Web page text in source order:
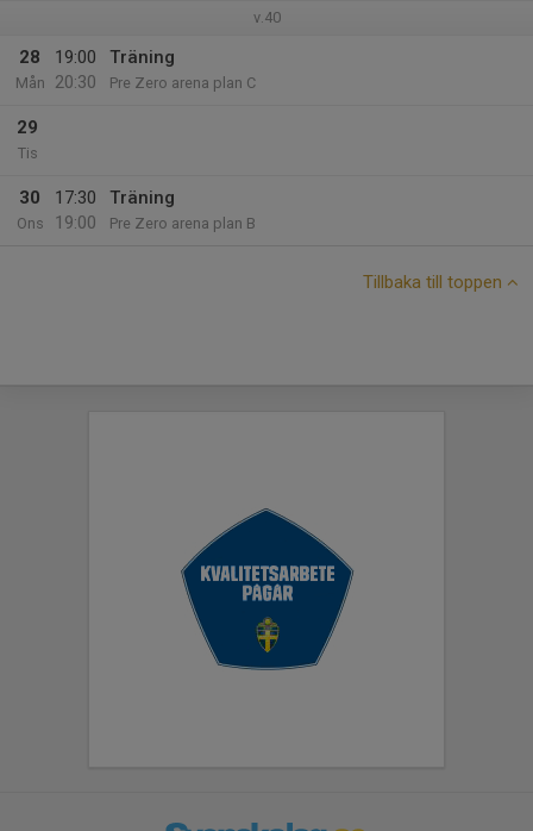
v.40
28
Mån
19:00
20:30
Träning
Pre Zero arena plan C
29
Tis
30
Ons
17:30
19:00
Träning
Pre Zero arena plan B
Tillbaka till toppen